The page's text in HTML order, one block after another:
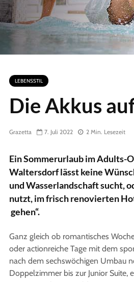
LEBENSSTIL
Die Akkus
Grazetta 7. Juli 2022 2 Min. Lesezeit
Ein Sommerurlaub im Adults-
Waltersdorf lässt keine
und Wasserlandschaft sucht,
nutzt, im frisch renovierten
gehen“.
Ganz gleich ob romantisches
oder actionreiche Tage mit dem
nach dem sechswöchigen Umbau
Doppelzimmer bis zur Junior Suite,